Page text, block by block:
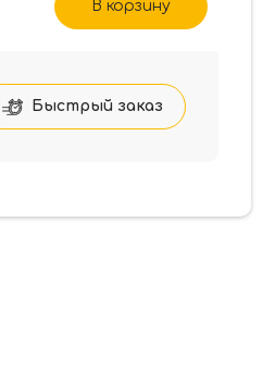
В корзину
Быстрый заказ